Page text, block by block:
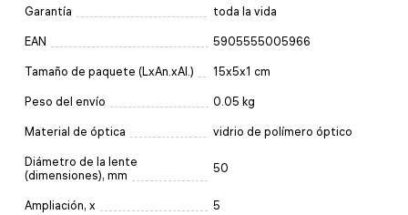
Garantía toda la vida
EAN 5905555005966
Tamaño de paquete (LxAn.xAl.) 15x5x1 cm
Peso del envío 0.05 kg
Material de óptica vidrio de polímero óptico
Diámetro de la lente
(dimensiones), mm
50
Ampliación, x 5